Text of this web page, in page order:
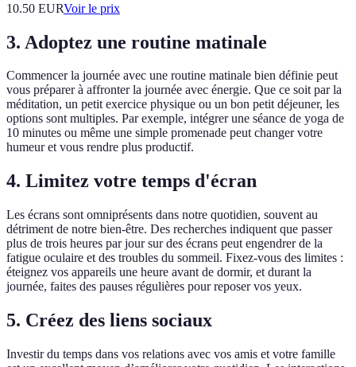
10.50 EURVoir le prix
3. Adoptez une routine matinale
Commencer la journée avec une routine matinale bien définie peut
vous préparer à affronter la journée avec énergie. Que ce soit par la
méditation, un petit exercice physique ou un bon petit déjeuner, les
options sont multiples. Par exemple, intégrer une séance de yoga de
10 minutes ou même une simple promenade peut changer votre
humeur et vous rendre plus productif.
4. Limitez votre temps d'écran
Les écrans sont omniprésents dans notre quotidien, souvent au
détriment de notre bien-être. Des recherches indiquent que passer
plus de trois heures par jour sur des écrans peut engendrer de la
fatigue oculaire et des troubles du sommeil. Fixez-vous des limites :
éteignez vos appareils une heure avant de dormir, et durant la
journée, faites des pauses régulières pour reposer vos yeux.
5. Créez des liens sociaux
Investir du temps dans vos relations avec vos amis et votre famille